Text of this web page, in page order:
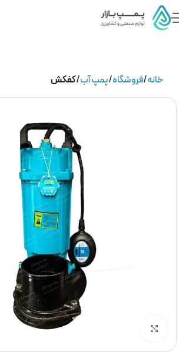
خانه فروشگاه پمپ آب کفکش
برای بزرگنمایی کلیک کنید